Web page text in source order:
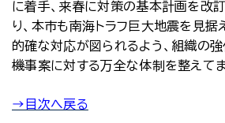
に着手、来春に対策の基本計画を改
り、本市も南海トラフ巨大地震を見
的確な対応が図られるよう、組織の
機事案に対する万全な体制を整えてま
→目次へ戻る